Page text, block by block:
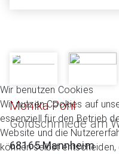
Monika Pohl
Goldschmiede am
68165 Mannheim
Wir benutzen Cookies
Wir nutzen Cookies auf
essenziell für den Betrieb
Website und die
können selbst